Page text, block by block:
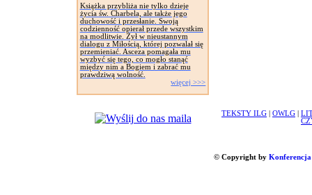
Książka przybliża nie tylko dzieje
życia św. Charbela, ale także jego
duchowość i przesłanie. Swoją
codzienność opierał przede wszystkim
na modlitwie. Żył w nieustannym
dialogu z Miłością, której pozwalał się
przemieniać. Asceza pomagała mu
wyzbyć się tego, co mogło stanąć
między nim a Bogiem i zabrać mu
prawdziwą wolność.
więcej >>>
TEKSTY ILG OWLG
© Copyright by Konferencja